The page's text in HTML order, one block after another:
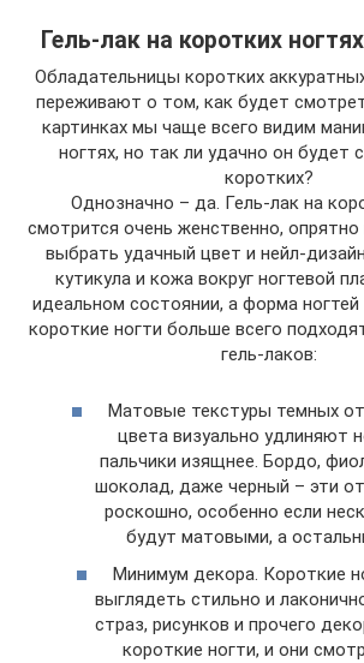
Гель-лак на коротких
Обладательницы коротких
переживают о том, как будет
картинках мы чаще всего видим
ногтях, но так ли удачно он будет
коротких?
Однозначно – да. Гель-лак на
смотрится очень женственно, опрятно
выбрать удачный цвет и нейл-
кутикула и кожа вокруг ногтевой
идеальном состоянии, а форма ногтей
короткие ногти больше всего
гель-лаков:
Матовые текстуры темных
цвета визуально удлиняют
пальчики изящнее. Бордо,
шоколад, даже черный – эти
роскошно, особенно если
будут матовыми, а
Минимум декора. Короткие
выглядеть стильно и
страз, рисунков и прочего
короткие ногти, и они